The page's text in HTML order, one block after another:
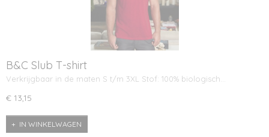
B&C Slub T-shirt
Verkrijgbaar in de maten S t/m 3XL Stof: 100% biologisch…
€ 13,15
IN WINKELWAGEN